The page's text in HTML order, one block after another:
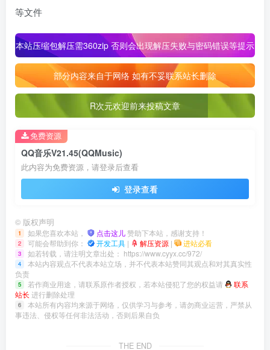
等文件
本站压缩包解压需360zip 否则会出现解压失败与密码错误等提示
部分内容来自于网络 如有不妥联系站长删除
R次元欢迎前来投稿文章
QQ音乐V21.45(QQMusic)
此内容为免费资源，请登录后查看
登录查看
免费资源
© 版权声明
1 如果您喜欢本站， 点击这儿赞助下本站，感谢支持！
2 可能会帮助到你： 开发工具 | 解压资源 | 进站必看
3 如若转载，请注明文章出处： https://www.cyyx.cc/972/
4
本站内容观点不代表本站立场，并不代表本站赞同其观点和对其真实性
负责
5 若作商业用途，请联系原作者授权，若本站侵犯了您的权益请
联系
站长 进行删除处理
6
本站所有内容均来源于网络，仅供学习与参考，请勿商业运营，严禁从
事违法、侵权等任何非法活动，否则后果自负
THE END